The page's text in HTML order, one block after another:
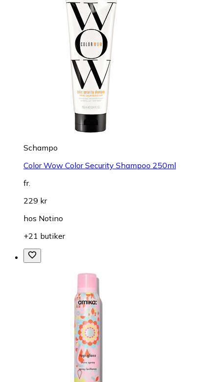
Schampo
Color Wow Color Security Shampoo 250ml
fr.
229 kr
hos Notino
+21 butiker